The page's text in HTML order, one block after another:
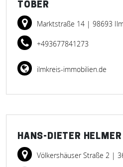
TOBER
Marktstraße 14 | 98693
+493677841273
ilmkreis-immobilien.de
HANS-DIETER
Völkershäuser Straße 2 |